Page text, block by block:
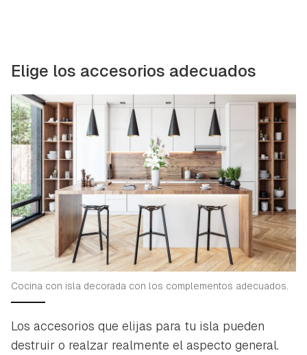
Elige los accesorios adecuados
Cocina con isla decorada con los complementos adecuados.
Los accesorios que elijas para tu isla pueden
destruir o realzar realmente el aspecto general.